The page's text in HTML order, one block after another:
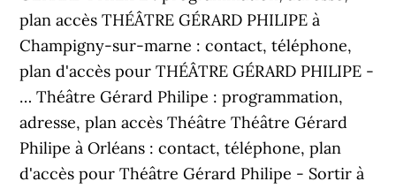
plan accès THÉÂTRE GÉRARD PHILIPE à
Champigny-sur-marne : contact, téléphone,
plan d'accès pour THÉÂTRE GÉRARD PHILIPE -
… Théâtre Gérard Philipe : programmation,
adresse, plan accès Théâtre Théâtre Gérard
Philipe à Orléans : contact, téléphone, plan
d'accès pour Théâtre Gérard Philipe - Sortir à